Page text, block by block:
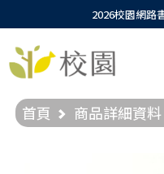
2026校園網路
首頁 商品詳細資料